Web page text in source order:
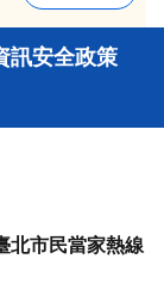
訊安全政策
北市民當家熱線